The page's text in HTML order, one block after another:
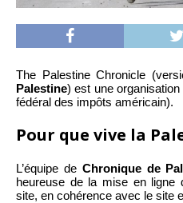
The Palestine Chronicle
Palestine) est une
fédéral des impôts américain).
Pour que vive la
L’équipe de Chronique de
heureuse de la mise en ligne
site, en cohérence avec le site